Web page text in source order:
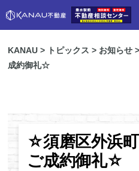
物件検索
KANAU > トピックス > お知らせ
成約御礼☆
☆須磨区外浜
ご成約御礼☆